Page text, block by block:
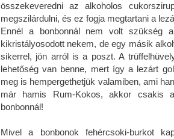
összekeveredni az alkoholos
megszilárdulni, és ez fogja megtartani a
Ennél a bonbonnál nem volt szükség
kikristályosodott nekem, de egy másik
sikerrel, jön arról is a poszt. A
lehetőség van benne, mert így a lezárt
meg is hempergethetjük valamiben, ami
már hamis Rum-Kokos, akkor csakis
bonbonnál!
Mivel a bonbonok fehércsoki-burkot